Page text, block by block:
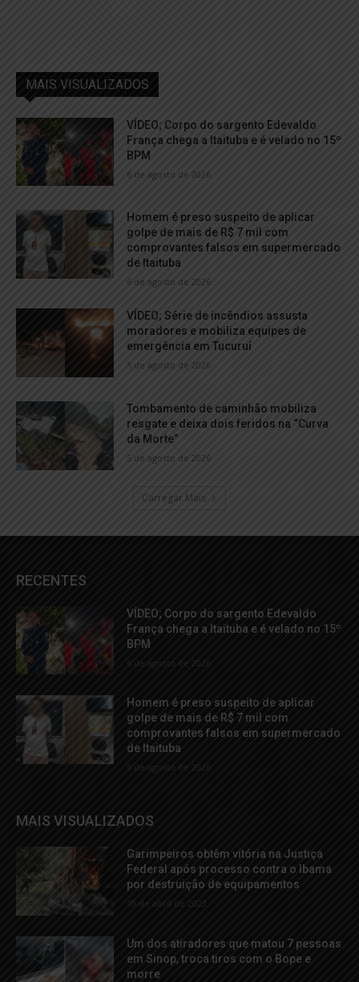
MAIS VISUALIZADOS
VÍDEO; Corpo do sargento Edevaldo
França chega a Itaituba e é velado no 15º
BPM
6 de agosto de 2026
Homem é preso suspeito de aplicar
golpe de mais de R$ 7 mil com
comprovantes falsos em supermercado
de Itaituba
6 de agosto de 2026
VÍDEO; Série de incêndios assusta
moradores e mobiliza equipes de
emergência em Tucuruí
5 de agosto de 2026
Tombamento de caminhão mobiliza
resgate e deixa dois feridos na “Curva
da Morte”
5 de agosto de 2026
Carregar Mais
RECENTES
VÍDEO; Corpo do sargento Edevaldo
França chega a Itaituba e é velado no 15º
BPM
6 de agosto de 2026
Homem é preso suspeito de aplicar
golpe de mais de R$ 7 mil com
comprovantes falsos em supermercado
de Itaituba
6 de agosto de 2026
MAIS VISUALIZADOS
Garimpeiros obtêm vitória na Justiça
Federal após processo contra o Ibama
por destruição de equipamentos
19 de abril de 2023
Um dos atiradores que matou 7 pessoas
em Sinop, troca tiros com o Bope e
morre